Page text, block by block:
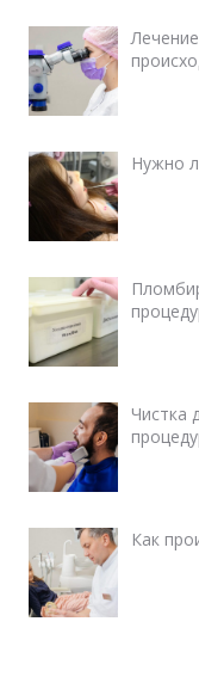
Нужно
Чистка
Как